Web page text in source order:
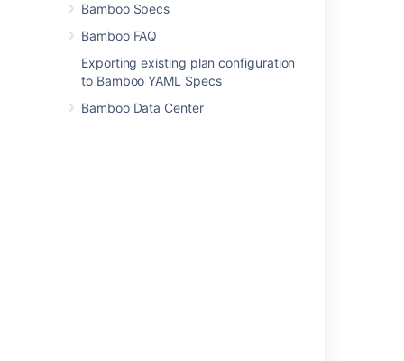
Bamboo Specs
Bamboo FAQ
Exporting existing plan configuration
to Bamboo YAML Specs
Bamboo Data Center
関連コンテンツ
Changing a user's password
Change password